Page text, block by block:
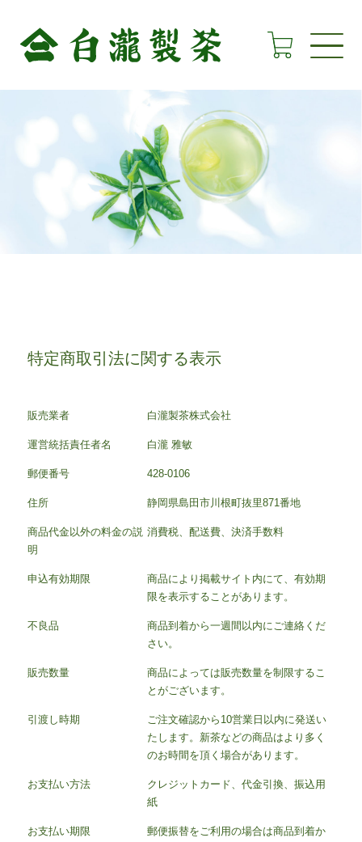
特定商取引法に関する表示
販売業者 白瀧製茶株式会社
運営統括責任者名 白瀧 雅敏
郵便番号 428-0106
住所 静岡県島田市川根町抜里871番地
商品代金以外の料金の説
明
消費税、配送費、決済手数料
申込有効期限
商品により掲載サイト内にて、有効期
限を表示することがあります。
不良品
商品到着から一週間以内にご連絡くだ
さい。
販売数量
商品によっては販売数量を制限するこ
とがございます。
引渡し時期
ご注文確認から10営業日以内に発送い
たします。新茶などの商品はより多く
のお時間を頂く場合があります。
お支払い方法
クレジットカード、代金引換、振込用
紙
お支払い期限
郵便振替をご利用の場合は商品到着か